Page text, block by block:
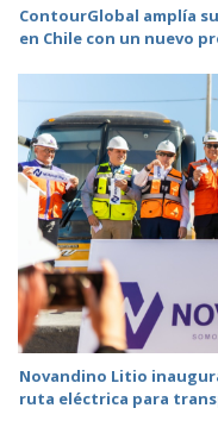
ContourGlobal amplía
en Chile con un nuevo
Novandino Litio
ruta eléctrica para